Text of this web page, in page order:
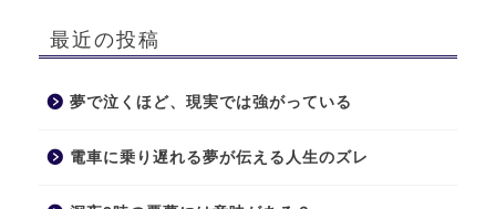
最近の投稿
夢で泣くほど、現実では強がっている
電車に乗り遅れる夢が伝える人生のズレ